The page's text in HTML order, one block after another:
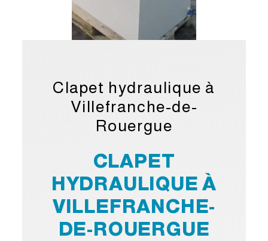
Clapet hydraulique à
Villefranche-de-
Rouergue
CLAPET
HYDRAULIQUE À
VILLEFRANCHE-
DE-ROUERGUE